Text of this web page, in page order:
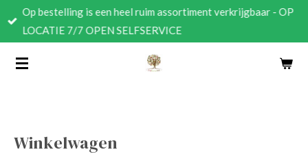
Ga
direct
de
Op bestelling is een heel ruim assortiment verkrijgbaar - OP
LOCATIE 7/7 OPEN SELFSERVICE
Winkelwagen